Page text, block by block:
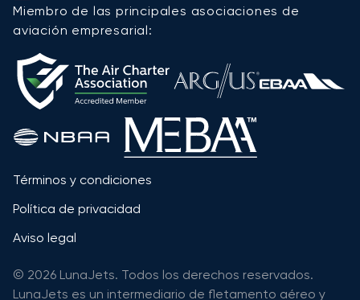
Miembro de las principales asociaciones de
aviación empresarial:
Términos y condiciones
Política de privacidad
Aviso legal
© 2026 LunaJets. Todos los derechos reservados.
LunaJets es un intermediario de fletamento aéreo y